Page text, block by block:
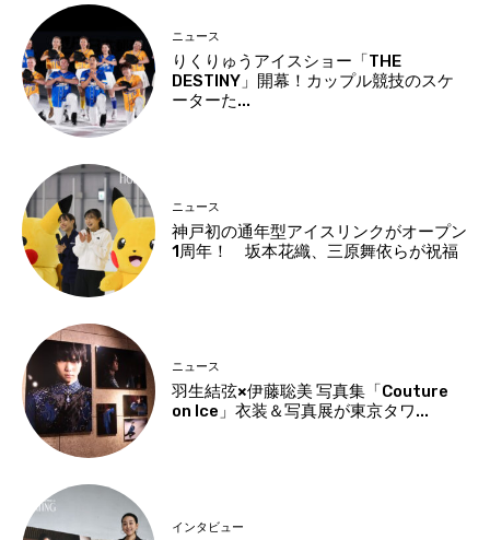
ニュース
りくりゅうアイスショー「THE
DESTINY」開幕！カップル競技のスケ
ーターた...
ニュース
神戸初の通年型アイスリンクがオープン
1周年！ 坂本花織、三原舞依らが祝福
ニュース
羽生結弦×伊藤聡美 写真集「Couture
on Ice」衣装＆写真展が東京タワ...
インタビュー